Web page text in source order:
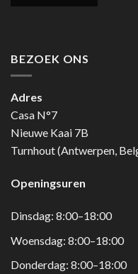
BEZOEK ONS
Adres
Casa N°7
Nieuwe Kaai 7B
Turnhout (Antwerpen,
Openingsuren
Dinsdag: 8:00–18:00
Woensdag: 8:00–18:00
Donderdag: 8:00–18:00